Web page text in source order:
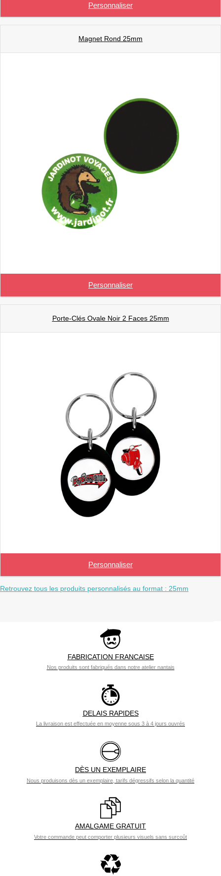
Personnaliser
Magnet Rond 25mm
Personnaliser
Porte-Clés Ovale Noir 2 Faces 25mm
Personnaliser
Retrouvez tous les produits personnalisés au format : 25mm
FABRICATION FRANCAISE
Nos produits sont fabriqués dans notre atelier nantais
DELAIS RAPIDES
La livraison est effectuée en moyenne sous 3 à 4 jours ouvrés
DÈS UN EXEMPLAIRE
Nous produisons dès un exemplaire, tarifs dégressifs selon la quantité
AMALGAME GRATUIT
Votre commande peut comporter plusieurs visuels sans surcoût